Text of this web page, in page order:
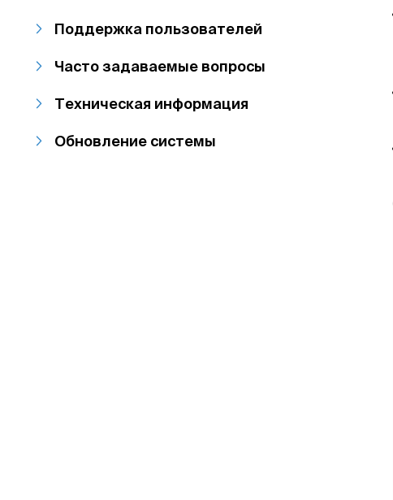
Поддержка пользователей
Часто задаваемые вопросы
Техническая информация
Обновление системы